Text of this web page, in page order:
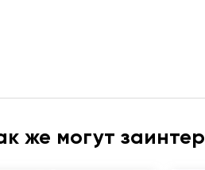
же могут